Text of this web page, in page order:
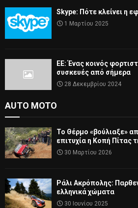
Skype: Πότε κλείνει η
1 Μαρτίου 2025
ΕΕ: Ένας κοινός
συσκευές από σήμερα
28 Δεκεμβρίου 2024
AUTO MOTO
Το Θέρμο «βούλιαξε»
επιτυχία η Κοπή Πίτας
30 Μαρτίου 2026
Ράλι Ακρόπολης:
ελληνικά χώματα
30 Ιουνίου 2025